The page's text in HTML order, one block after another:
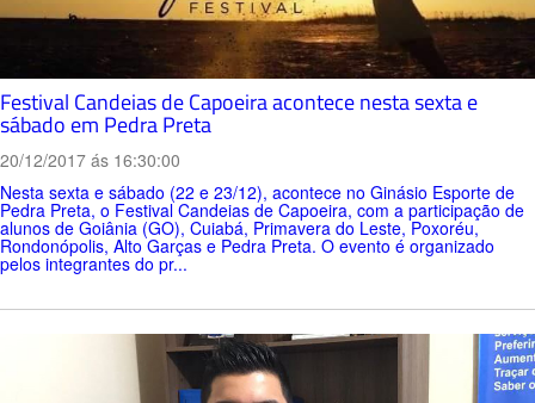
Festival Candeias de Capoeira acontece nesta sexta e
sábado em Pedra Preta
20/12/2017 ás 16:30:00
Nesta sexta e sábado (22 e 23/12), acontece no Ginásio Esporte de
Pedra Preta, o Festival Candeias de Capoeira, com a participação de
alunos de Goiânia (GO), Cuiabá, Primavera do Leste, Poxoréu,
Rondonópolis, Alto Garças e Pedra Preta. O evento é organizado
pelos integrantes do pr...